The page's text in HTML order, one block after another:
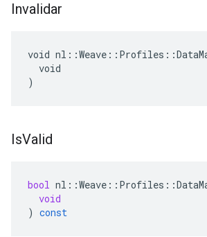
Invalidar
void
  void
)
IsValid
bool nl ::Weave :: Profiles ::
void
) const